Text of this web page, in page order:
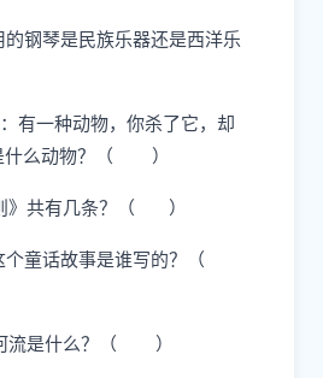
钢琴是民族乐器还是西洋乐
有一种动物，你杀了它，却
什么动物？（ ）
》共有几条？（ ）
个童话故事是谁写的？（
流是什么？（ ）